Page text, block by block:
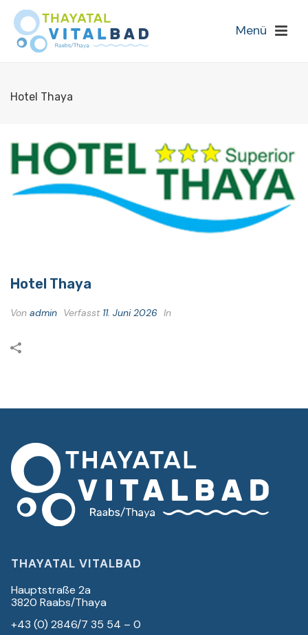
Hotel Thaya
Hotel Thaya
Von admin Verfasst 11. Juni 2026 In
THAYATAL VITALBAD
Hauptstraße 2a
3820 Raabs/Thaya
+43 (0) 2846/7 35 54 – 0